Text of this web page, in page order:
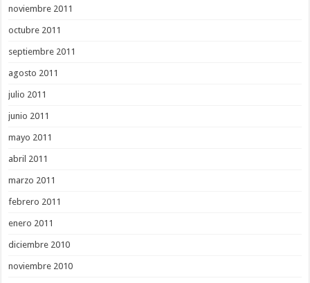
noviembre 2011
octubre 2011
septiembre 2011
agosto 2011
julio 2011
junio 2011
mayo 2011
abril 2011
marzo 2011
febrero 2011
enero 2011
diciembre 2010
noviembre 2010